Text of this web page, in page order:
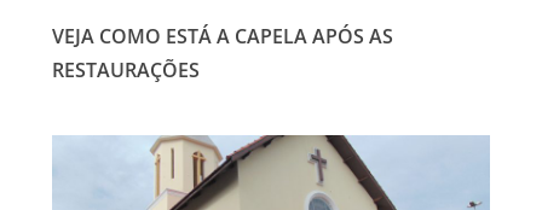
VEJA COMO ESTÁ A CAPELA APÓS AS
RESTAURAÇÕES